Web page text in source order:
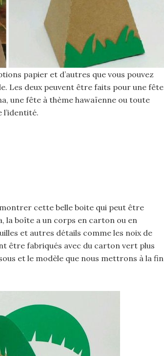
papier et d’autres que vous pouvez
Les deux peuvent être faits pour une fête
une fête à thème hawaïenne ou toute
l’identité.
cette belle boite qui peut être
la boîte a un corps en carton ou en
et autres détails comme les noix de
être fabriqués avec du carton vert plus
et le modèle que nous mettrons à la fin